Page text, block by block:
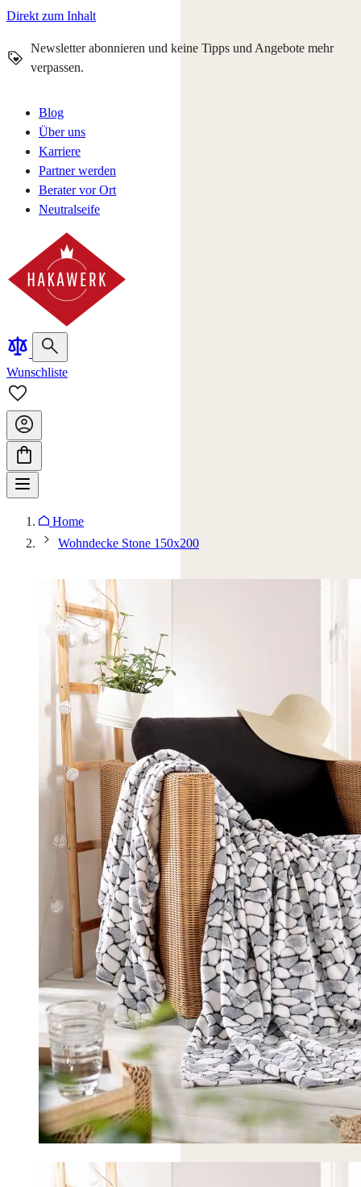
Direkt zum Inhalt
Newsletter abonnieren und keine Tipps und Angebote mehr
verpassen.
Blog
Über uns
Karriere
Partner werden
Berater vor Ort
Neutralseife
Wunschliste
Home
Wohndecke Stone 150x200